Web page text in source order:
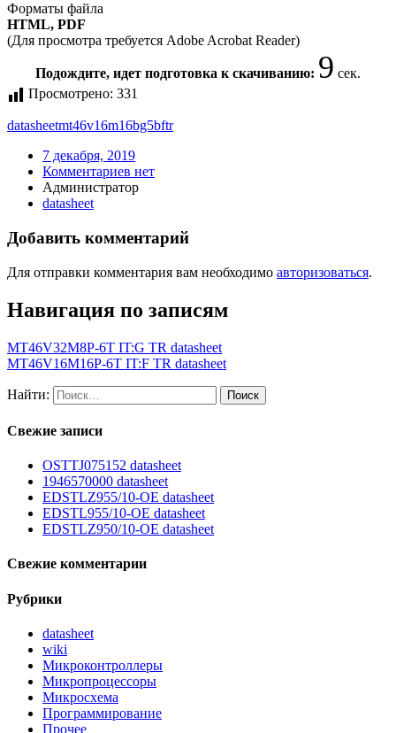
Форматы файла
HTML, PDF
(Для просмотра требуется Adobe Acrobat Reader)
Подождите, идет подготовка к скачиванию: 9 сек.
Просмотрено: 331
datasheetmt46v16m16bg5bftr
7 декабря, 2019
Комментариев нет
Администратор
datasheet
Добавить комментарий
Для отправки комментария вам необходимо авторизоваться.
Навигация по записям
MT46V32M8P-6T IT:G TR datasheet
MT46V16M16P-6T IT:F TR datasheet
Найти:
Свежие записи
OSTTJ075152 datasheet
1946570000 datasheet
EDSTLZ955/10-OE datasheet
EDSTL955/10-OE datasheet
EDSTLZ950/10-OE datasheet
Свежие комментарии
Рубрики
datasheet
wiki
Микроконтроллеры
Микропроцессоры
Микросхема
Программирование
Прочее